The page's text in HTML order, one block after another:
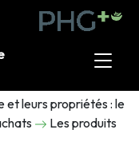
et leurs propriétés : le
Les produits